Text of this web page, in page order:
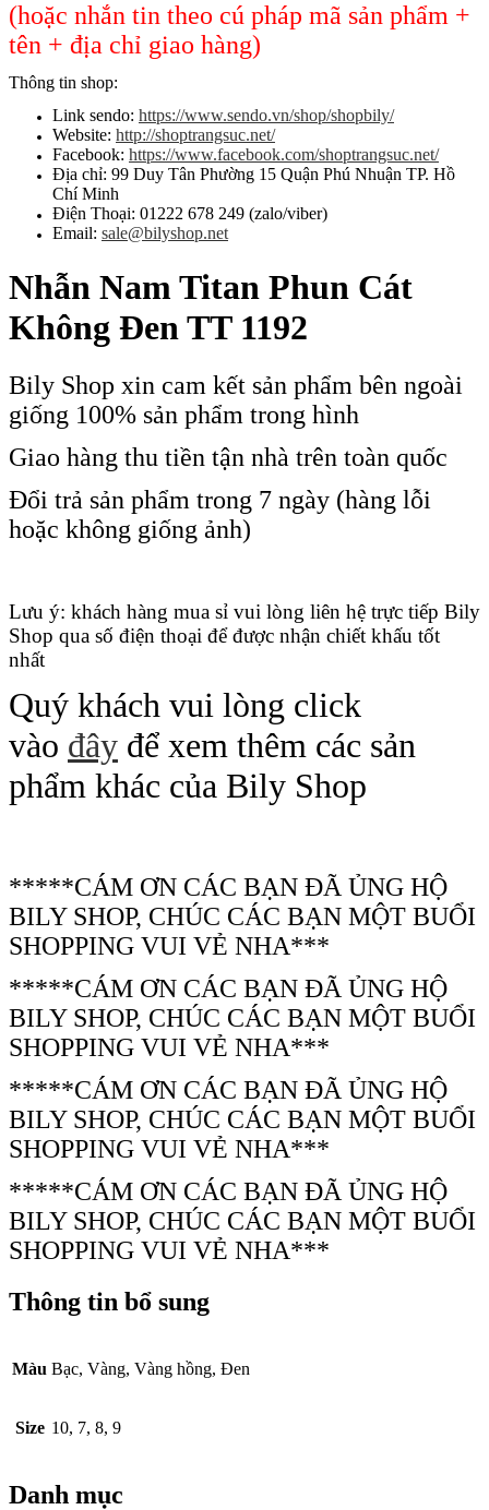
(hoặc nhắn tin theo cú pháp mã sản phẩm +
tên + địa chỉ giao hàng)
Thông tin shop:
Link sendo: https://www.sendo.vn/shop/shopbily/
Website: http://shoptrangsuc.net/
Facebook: https://www.facebook.com/shoptrangsuc.net/
Địa chỉ: 99 Duy Tân Phường 15 Quận Phú Nhuận TP. Hồ
Chí Minh
Điện Thoại: 01222 678 249 (zalo/viber)
Email: sale@bilyshop.net
Nhẫn Nam Titan Phun Cát
Không Đen TT 1192
Bily Shop xin cam kết sản phẩm bên ngoài
giống 100% sản phẩm trong hình
Giao hàng thu tiền tận nhà trên toàn quốc
Đổi trả sản phẩm trong 7 ngày (hàng lỗi
hoặc không giống ảnh)
Lưu ý: khách hàng mua sỉ vui lòng liên hệ trực tiếp Bily
Shop qua số điện thoại để được nhận chiết khấu tốt
nhất
Quý khách vui lòng click
vào đây để xem thêm các sản
phẩm khác của Bily Shop
*****CÁM ƠN CÁC BẠN ĐÃ ỦNG HỘ
BILY SHOP, CHÚC CÁC BẠN MỘT BUỔI
SHOPPING VUI VẺ NHA***
*****CÁM ƠN CÁC BẠN ĐÃ ỦNG HỘ
BILY SHOP, CHÚC CÁC BẠN MỘT BUỔI
SHOPPING VUI VẺ NHA***
*****CÁM ƠN CÁC BẠN ĐÃ ỦNG HỘ
BILY SHOP, CHÚC CÁC BẠN MỘT BUỔI
SHOPPING VUI VẺ NHA***
*****CÁM ƠN CÁC BẠN ĐÃ ỦNG HỘ
BILY SHOP, CHÚC CÁC BẠN MỘT BUỔI
SHOPPING VUI VẺ NHA***
Thông tin bổ sung
Màu Bạc, Vàng, Vàng hồng, Đen
Size 10, 7, 8, 9
Danh mục